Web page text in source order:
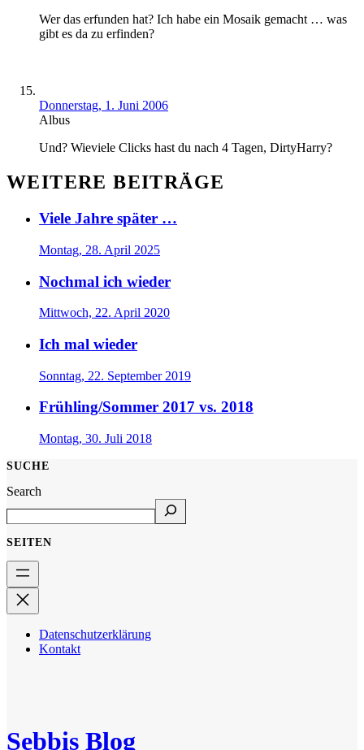
Wer das erfunden hat? Ich habe ein Mosaik gemacht … was
gibt es da zu erfinden?
Donnerstag, 1. Juni 2006
Albus
Und? Wieviele Clicks hast du nach 4 Tagen, DirtyHarry?
WEITERE BEITRÄGE
Viele Jahre später …
Montag, 28. April 2025
Nochmal ich wieder
Mittwoch, 22. April 2020
Ich mal wieder
Sonntag, 22. September 2019
Frühling/Sommer 2017 vs. 2018
Montag, 30. Juli 2018
SUCHE
Search
SEITEN
Datenschutzerklärung
Kontakt
Sebbis Blog